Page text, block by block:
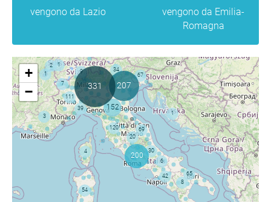
vengono da Lazio
vengono da Emilia-
Romagna
+
−